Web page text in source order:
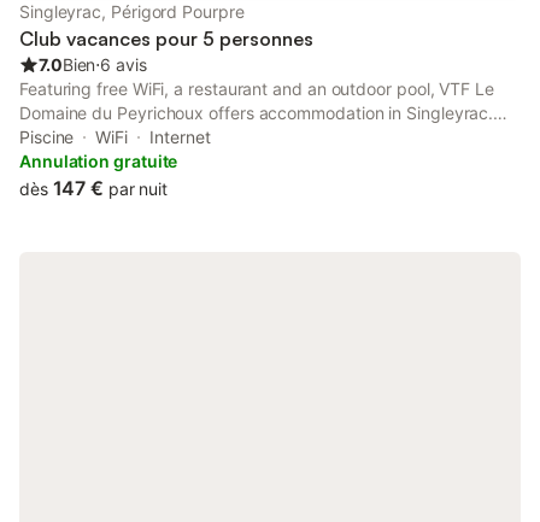
Singleyrac, Périgord Pourpre
Club vacances pour 5 personnes
7.0Bien⋅6 avis
Featuring free WiFi, a restaurant and an outdoor pool, VTF Le
Domaine du Peyrichoux offers accommodation in Singleyrac.
The resort has a children's playground and terrace, and guests
can enjoy a drink at the bar.
Piscine WiFi
Internet
Annulation gratuite
dès 147 € par nuit